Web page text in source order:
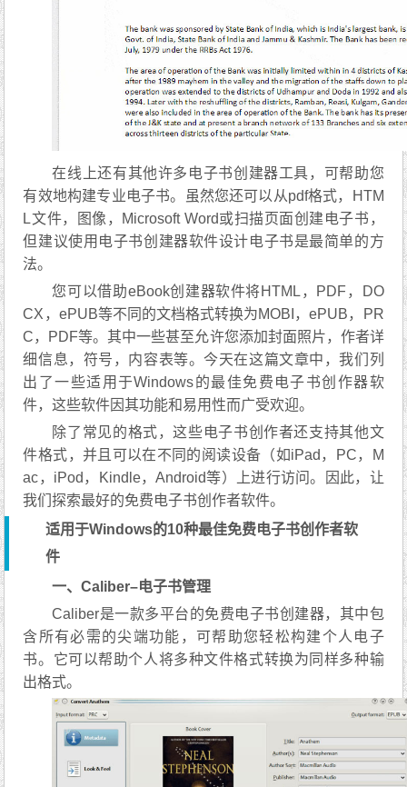
在线上还有其他许多电子书创建器工具，可帮助您
有效地构建专业电子书。虽然您还可以从pdf格式，HTM
L文件，图像，Microsoft Word或扫描页面创建电子书，
但建议使用电子书创建器软件设计电子书是最简单的方
法。
您可以借助eBook创建器软件将HTML，PDF，DO
CX，ePUB等不同的文档格式转换为MOBI，ePUB，PR
C，PDF等。其中一些甚至允许您添加封面照片，作者详
细信息，符号，内容表等。今天在这篇文章中，我们列
出了一些适用于Windows的最佳免费电子书创作器软
件，这些软件因其功能和易用性而广受欢迎。
除了常见的格式，这些电子书创作者还支持其他文
件格式，并且可以在不同的阅读设备（如iPad，PC，M
ac，iPod，Kindle，Android等）上进行访问。因此，让
我们探索最好的免费电子书创作者软件。
适用于Windows的10种最佳免费电子书创作者软
件
一、Caliber–电子书管理
Caliber是一款多平台的免费电子书创建器，其中包
含所有必需的尖端功能，可帮助您轻松构建个人电子
书。它可以帮助个人将多种文件格式转换为同样多种输
出格式。